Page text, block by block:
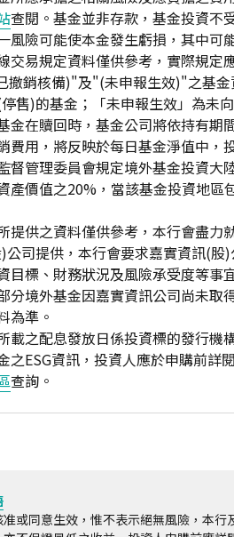
查閱。基金並非存款，基金投資不
風險可能使本金發生虧損，其中可
交易規定資料僅供參考，實際規定
撤銷核備)"及"(未申報生效)"之基金
售)的基金；「未申報生效」為未
金在贖回時，基金公司將依持有期
費用，將反映於每日基金淨值中，
督管理委員會規定境外基金投資
產價值之20%，當該基金投資地區
提供之資料僅供參考，本行會盡力
公司提供，本行會要求嘉實資訊(
目標、財務狀況及風險承受度等事
分境外基金因嘉實資訊公司尚未取
為準。
載之配息發放日係投資標的發行機
之ESG資訊，投資人應於申購前
查詢。
或同意生效，惟不表示絕無風險，本